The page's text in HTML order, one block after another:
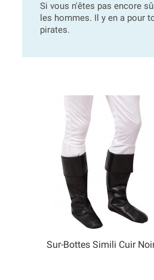
Si vous n'êtes pas encore
les hommes. Il y en a pour
pirates.
Sur-Bottes Simili Cuir